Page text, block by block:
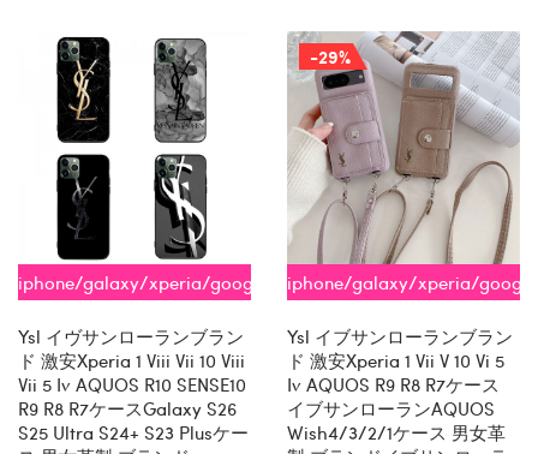
iphone/galaxy/xperia/google/aquos
Ysl イヴサンローランブラン
ド 激安xperia 1 Viii Vii 10 Viii
Vii 5 Iv AQUOS R10 SENSE10
R9 R8 R7ケースGalaxy S26
S25 Ultra S24+ S23 Plusケー
-29%
iphone/galaxy/xperia/
Ysl イブサンローランブラン
ド 激安xperia 1 Vii V 10 Vi 5
Iv AQUOS R9 R8 R7ケース
イブサンローランAQUOS
Wish4/3/2/1ケース 男女革